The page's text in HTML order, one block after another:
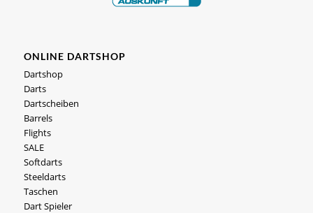
ONLINE DARTSHOP
Dartshop
Darts
Dartscheiben
Barrels
Flights
SALE
Softdarts
Steeldarts
Taschen
Dart Spieler